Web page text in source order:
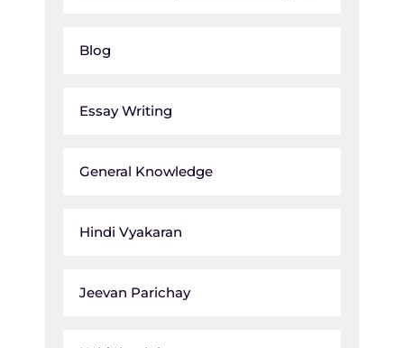
Blog
Essay Writing
General Knowledge
Hindi Vyakaran
Jeevan Parichay